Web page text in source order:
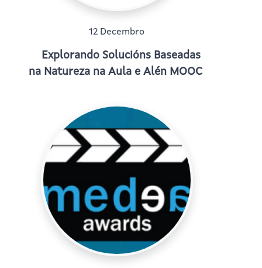
12 Decembro
Explorando Solucións Baseadas
na Natureza na Aula e Alén MOOC